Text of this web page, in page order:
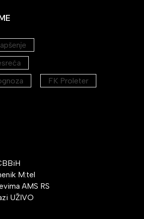
FK Proleter
M:tel
AMS RS
UŽIVO